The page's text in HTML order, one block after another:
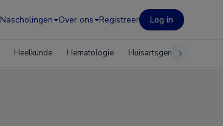
Nascholingen Over ons Registreer Log in
Heelkunde Hematologie Huisartsgeneeskunde